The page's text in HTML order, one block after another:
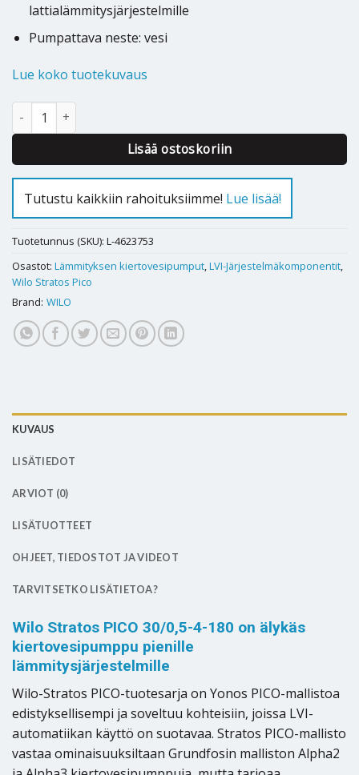
lattialämmitysjärjestelmille
Pumpattava neste: vesi
Lue koko tuotekuvaus
Kiertovesipumppu Wilo Stratos PICO 30/0,5-4-180 määrä
Lisää ostoskoriin
Tutustu kaikkiin rahoituksiimme! Lue lisää!
Tuotetunnus (SKU): L-4623753
Osastot: Lämmityksen kiertovesipumput,LVI-Järjestelmäkomponentit,
Wilo Stratos Pico
Brand: WILO
KUVAUS
LISÄTIEDOT
ARVIOT (0)
LISÄTUOTTEET
OHJEET, TIEDOSTOT JA VIDEOT
TARVITSETKO LISÄTIETOA?
Wilo Stratos PICO 30/0,5-4-180 on älykäs
kiertovesipumppu pienille
lämmitysjärjestelmille
Wilo-Stratos PICO-tuotesarja on Yonos PICO-mallistoa
edistyksellisempi ja soveltuu kohteisiin, joissa LVI-
automatiikan käyttö on suotavaa. Stratos PICO-mallisto
vastaa ominaisuuksiltaan Grundfosin malliston Alpha2